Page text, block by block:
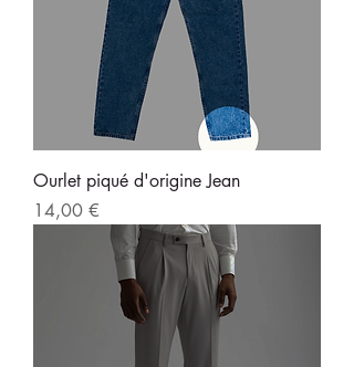
Ourlet piqué d'origine Jean
Prix
14,00 €